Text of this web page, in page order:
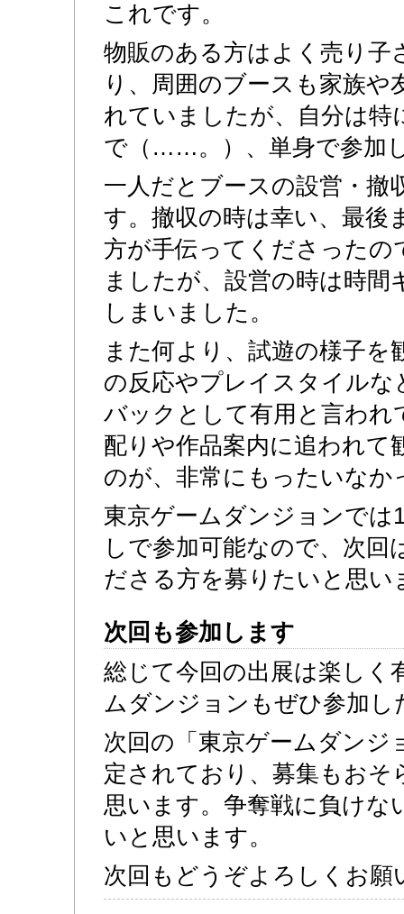
これです。
物販のある方はよく売り子
り、周囲のブースも家族や
れていましたが、自分は特
で（……。）、単身で参加
一人だとブースの設営・撤
す。撤収の時は幸い、最後
方が手伝ってくださったの
ましたが、設営の時は時
しまいました。
また何より、試遊の様子を
の反応やプレイスタイル
バックとして有用と言わ
配りや作品案内に追われて
のが、非常にもったいなか
東京ゲームダンジョンでは
しで参加可能なので、次回
ださる方を募りたいと思い
次回も参加します
総じて今回の出展は楽しく
ムダンジョンもぜひ参加し
次回の「東京ゲームダンジ
定されており、募集もおそ
思います。争奪戦に負けな
いと思います。
次回もどうぞよろしくお願